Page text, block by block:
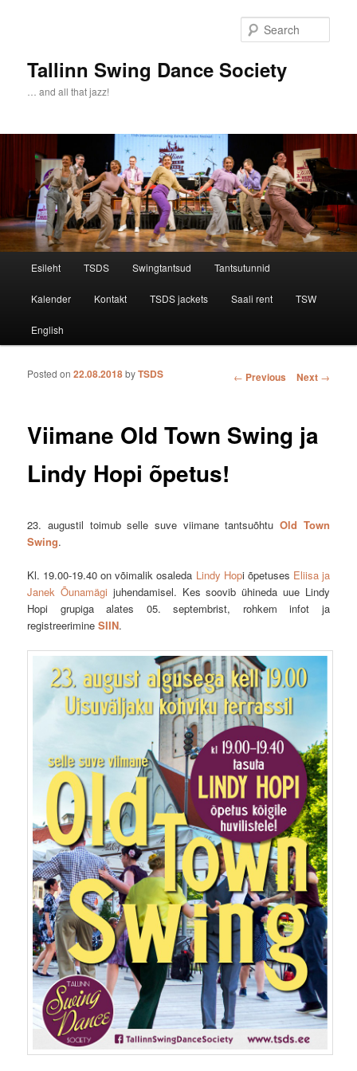
Tallinn Swing Dance Society
… and all that jazz!
Skip to primary content
Skip to secondary content
Esileht TSDS Swingtantsud Tantsutunnid
Kalender Kontakt TSDS jackets Saali rent TSW
English
Post navigation
← Previous Next →
Viimane Old Town Swing ja
Lindy Hopi õpetus!
Posted on22.08.2018byTSDS
23. augustil toimub selle suve viimane tantsuõhtuOld Town
Swing.
Kl. 19.00-19.40 on võimalik osaleda Lindy Hopi õpetuses Eliisa ja
Janek Õunamägi juhendamisel. Kes soovib ühineda uue Lindy
Hopi grupiga alates 05. septembrist, rohkem infot ja
registreerimineSIIN.